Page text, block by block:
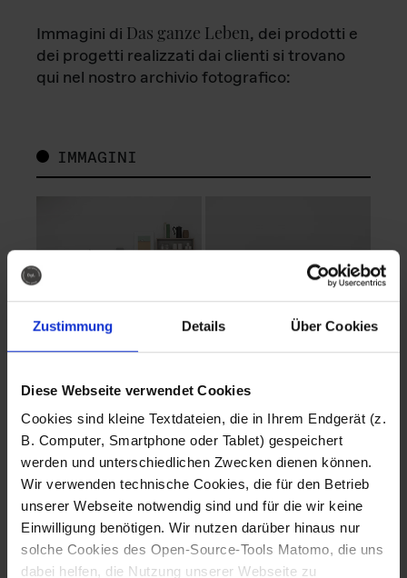
Zustimmung Details Über Cookies
Diese Webseite verwendet Cookies
Cookies sind kleine Textdateien, die in Ihrem Endgerät (z.
B. Computer, Smartphone oder Tablet) gespeichert
werden und unterschiedlichen Zwecken dienen können.
Wir verwenden technische Cookies, die für den Betrieb
unserer Webseite notwendig sind und für die wir keine
Einwilligung benötigen. Wir nutzen darüber hinaus nur
solche Cookies des Open-Source-Tools Matomo, die uns
dabei helfen, die Nutzung unserer Webseite zu
Immagini di Das ganze Leben, dei prodotti e
dei progetti realizzati dai clienti si trovano
qui nel nostro archivio fotografico:
IMMAGINI
Fotografo: Lorenz
Sternbach
Download
Fotografo: Lorenz
Sternbach
Download